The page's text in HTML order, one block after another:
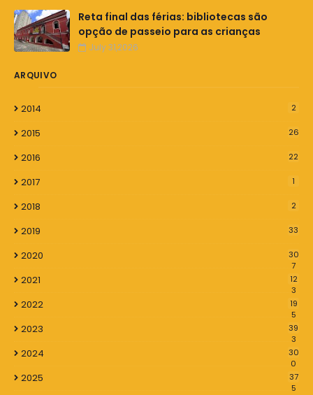
Reta final das férias: bibliotecas são
opção de passeio para as crianças
July 31,2026
ARQUIVO
2014 2
2015 26
2016 22
2017 1
2018 2
2019 33
2020
30
7
2021
12
3
2022
19
5
2023
39
3
2024
30
0
2025
37
5